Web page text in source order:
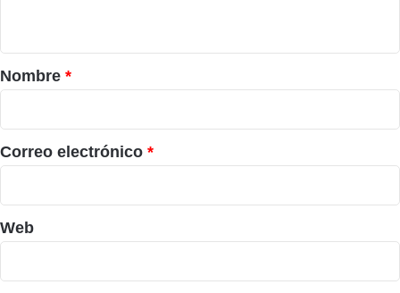
r
i
o
*
Nombre *
Correo electrónico *
Web